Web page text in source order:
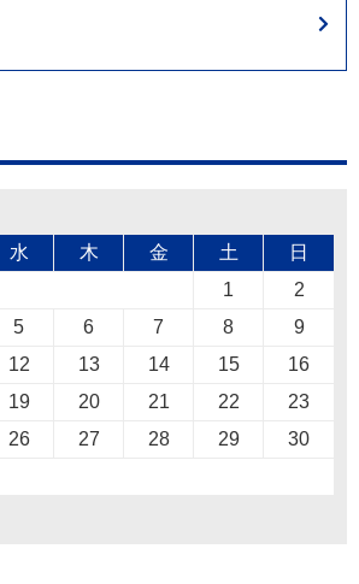
水 木 金 土 日
1
2
5 6 7 8
9
12 13 14 15
16
19 20 21 22
23
26 27 28 29
30